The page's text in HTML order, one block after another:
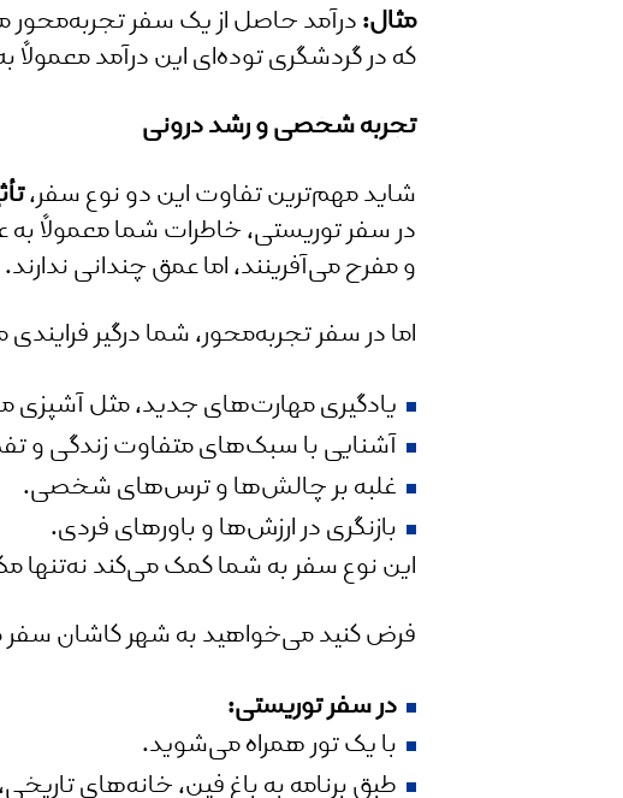
مثال: درآمد حاصل از یک سفر
که در گردشگری توده‌ای این درآمد
تجربه شخصی و رشد درونی
شاید مهم‌ترین تفاوت این دو نوع سفر،
در سفر توریستی، خاطرات شما معمولاً
و مفرح می‌آفرینند، اما عمق چندانی ندارند.
اما در سفر تجربه‌محور، شما درگیر
یادگیری مهارت‌های جدید، مثل آشپزی
آشنایی با سبک‌های متفاوت زندگی و
غلبه بر چالش‌ها و ترس‌های شخصی.
بازنگری در ارزش‌ها و باورهای فردی.
این نوع سفر به شما کمک می‌کند نه‌تنها
فرض کنید می‌خواهید به شهر کاشان سفر
در سفر توریستی:
با یک تور همراه می‌شوید.
طبق برنامه به باغ فین، خانه‌های